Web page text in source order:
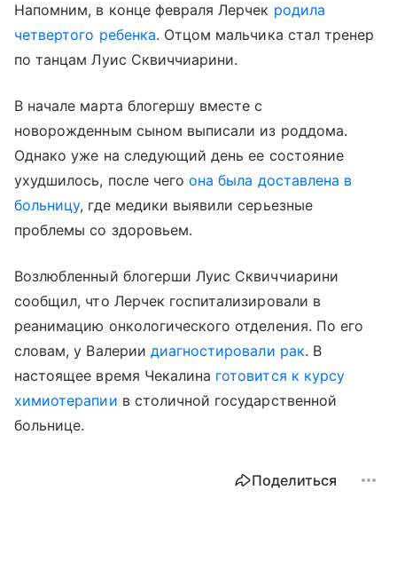
Напомним, в конце февраля Лерчек родила
четвертого ребенка. Отцом мальчика стал тренер
по танцам Луис Сквиччиарини.
В начале марта блогершу вместе с
новорожденным сыном выписали из роддома.
Однако уже на следующий день ее состояние
ухудшилось, после чегоона была доставлена в
больницу, где медики выявили серьезные
проблемы со здоровьем.
Возлюбленный блогерши Луис Сквиччиарини
сообщил, что Лерчек госпитализировали в
реанимацию онкологического отделения. По его
словам, у Валерии диагностировали рак. В
настоящее время Чекалина готовится к курсу
химиотерапии в столичной государственной
больнице.
Поделиться